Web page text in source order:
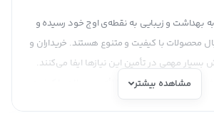
به بهداشت و زیبایی به نقطه‌ی اوج خود رسیده و
محصولات با کیفیت و متنوع هستند. خریداران و
مهمی در تأمین این نیازها ایفا می‌کنند.
فرصت بهره‌مند شوند و با ارائه محصولات با کیفیت
خود را گسترش دهند.
مشاهده بیشتر